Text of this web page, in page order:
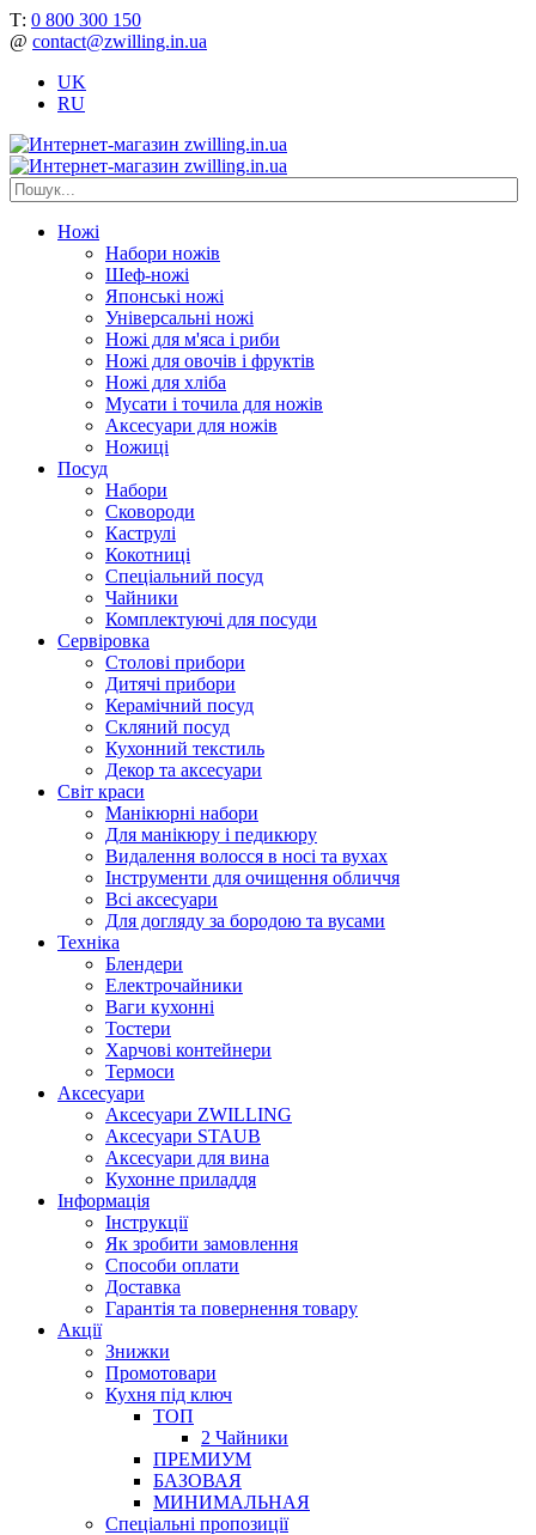
Т: 0 800 300 150
@ contact@zwilling.in.ua
UK
RU
Ножі
Набори ножів
Шеф-ножі
Японські ножі
Універсальні ножі
Ножі для м'яса і риби
Ножі для овочів і фруктів
Ножі для хліба
Мусати і точила для ножів
Аксесуари для ножів
Ножиці
Посуд
Набори
Сковороди
Каструлі
Кокотниці
Cпеціальний посуд
Чайники
Комплектуючі для посуди
Сервіровка
Столові прибори
Дитячі прибори
Керамічний посуд
Скляний посуд
Кухонний текстиль
Декор та аксесуари
Світ краси
Манікюрні набори
Для манікюру і педикюру
Видалення волосся в носі та вухах
Інструменти для очищення обличчя
Всі аксесуари
Для догляду за бородою та вусами
Техніка
Блендери
Електрочайники
Ваги кухонні
Тостери
Харчові контейнери
Термоси
Аксесуари
Аксесуари ZWILLING
Аксесуари STAUB
Аксесуари для вина
Кухонне приладдя
Інформація
Інструкції
Як зробити замовлення
Способи оплати
Доставка
Гарантія та повернення товару
Акції
Знижки
Промотовари
Кухня під ключ
ТОП
2 Чайники
ПРЕМИУМ
БАЗОВАЯ
МИНИМАЛЬНАЯ
Спеціальні пропозиції